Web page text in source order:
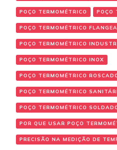
POÇO TERMOMÉTRICO POÇO
POÇO TERMOMÉTRICO
POÇO TERMOMÉTRICO
POÇO TERMOMÉTRICO INOX
POÇO TERMOMÉTRICO
POÇO TERMOMÉTRICO
POÇO TERMOMÉTRICO
POR QUE USAR POÇO
PRECISÃO NA MEDIÇÃO DE